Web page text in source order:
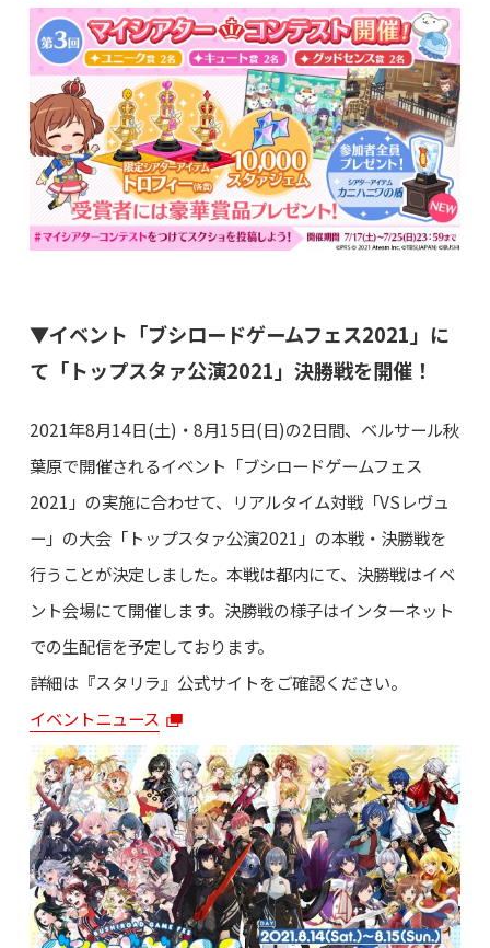
▼イベント「ブシロードゲームフェス2021」に
て「トップスタァ公演2021」決勝戦を開催！
2021年8月14日(土)・8月15日(日)の2日間、ベルサール秋
葉原で開催されるイベント「ブシロードゲームフェス
2021」の実施に合わせて、リアルタイム対戦「VSレヴュ
ー」の大会「トップスタァ公演2021」の本戦・決勝戦を
行うことが決定しました。本戦は都内にて、決勝戦はイベ
ント会場にて開催します。決勝戦の様子はインターネット
での生配信を予定しております。
詳細は『スタリラ』公式サイトをご確認ください。
イベントニュース